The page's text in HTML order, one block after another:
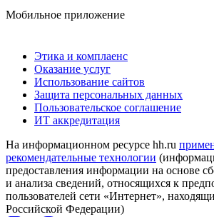
Мобильное приложение
Этика и комплаенс
Оказание услуг
Использование сайтов
Защита персональных данных
Пользовательское соглашение
ИТ аккредитация
На информационном ресурсе hh.ru
рекомендательные технологии
предоставления информации на основе
и анализа сведений, относящихся к
пользователей сети «Интернет»,
Российской Федерации)